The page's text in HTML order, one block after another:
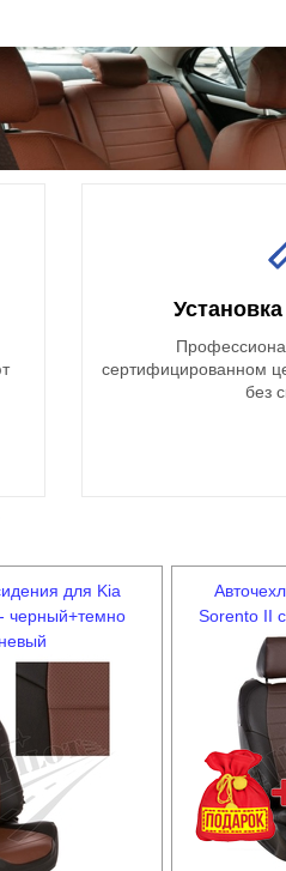
сертифицированном
без
для Kia
черный+темно
Sorento II